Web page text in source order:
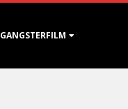
GANGSTERFILM